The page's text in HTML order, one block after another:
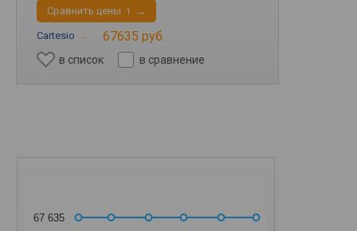
Cравнить цены 1 →
Cartesio → 67635 руб.
в список в сравнение
67 635